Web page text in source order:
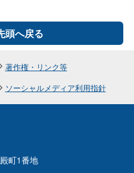
頭へ戻る
著作権・リンク等
ソーシャルメディア利用指針
町1番地